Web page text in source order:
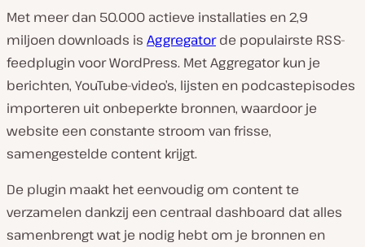
Met meer dan 50.000 actieve installaties en 2,9
miljoen downloads is Aggregatorde populairste RSS-
feedplugin voor WordPress. Met Aggregator kun je
berichten, YouTube-video’s, lijsten en podcastepisodes
importeren uit onbeperkte bronnen, waardoor je
website een constante stroom van frisse,
samengestelde content krijgt.
De plugin maakt het eenvoudig om content te
verzamelen dankzij een centraal dashboard dat alles
samenbrengt wat je nodig hebt om je bronnen en